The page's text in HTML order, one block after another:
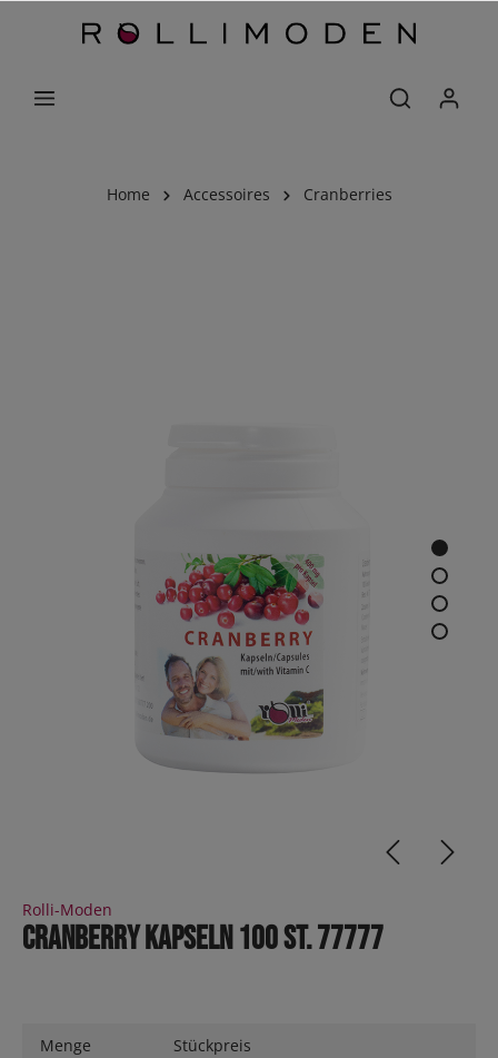
Home Accessoires Cranberries
Rolli-Moden
Cranberry Kapseln 100 St. 77777
Menge Stückpreis